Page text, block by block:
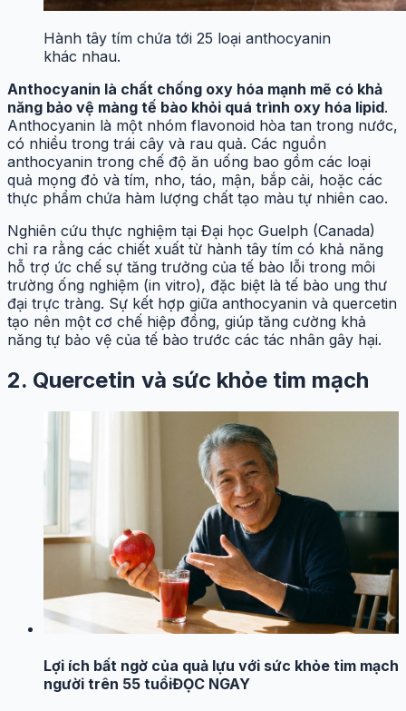
Hành tây tím chứa tới 25 loại anthocyanin
khác nhau.
Anthocyanin là chất chống oxy hóa mạnh mẽ có khả
năng bảo vệ màng tế bào khỏi quá trình oxy hóa lipid.
Anthocyanin là một nhóm flavonoid hòa tan trong nước,
có nhiều trong trái cây và rau quả. Các nguồn
anthocyanin trong chế độ ăn uống bao gồm các loại
quả mọng đỏ và tím, nho, táo, mận, bắp cải, hoặc các
thực phẩm chứa hàm lượng chất tạo màu tự nhiên cao.
Nghiên cứu thực nghiệm tại Đại học Guelph (Canada)
chỉ ra rằng các chiết xuất từ hành tây tím có khả năng
hỗ trợ ức chế sự tăng trưởng của tế bào lỗi trong môi
trường ống nghiệm (in vitro), đặc biệt là tế bào ung thư
đại trực tràng. Sự kết hợp giữa anthocyanin và quercetin
tạo nên một cơ chế hiệp đồng, giúp tăng cường khả
năng tự bảo vệ của tế bào trước các tác nhân gây hại.
2. Quercetin và sức khỏe tim mạch
Lợi ích bất ngờ của quả lựu với sức khỏe tim mạch
người trên 55 tuổiĐỌC NGAY